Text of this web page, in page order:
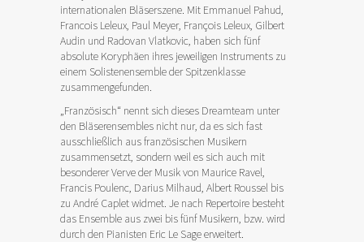
internationalen Bläserszene. Mit Emmanuel Pahud,
Francois Leleux, Paul Meyer, François Leleux, Gilbert
Audin und Radovan Vlatkovic, haben sich fünf
absolute Koryphäen ihres jeweiligen Instruments zu
einem Solistenensemble der Spitzenklasse
zusammengefunden.
„Französisch“ nennt sich dieses Dreamteam unter
den Bläserensembles nicht nur, da es sich fast
ausschließlich aus französischen Musikern
zusammensetzt, sondern weil es sich auch mit
besonderer Verve der Musik von Maurice Ravel,
Francis Poulenc, Darius Milhaud, Albert Roussel bis
zu André Caplet widmet. Je nach Repertoire besteht
das Ensemble aus zwei bis fünf Musikern, bzw. wird
durch den Pianisten Eric Le Sage erweitert.